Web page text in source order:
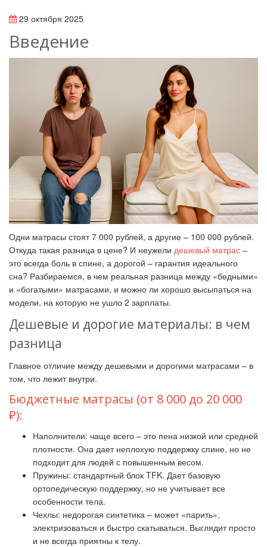
29 октября 2025
Введение
Одни матрасы стоят 7 000 рублей, а другие – 100 000 рублей.
Откуда такая разница в цене? И неужели дешевый матрас –
это всегда боль в спине, а дорогой – гарантия идеального
сна? Разбираемся, в чем реальная разница между «бедными»
и «богатыми» матрасами, и можно ли хорошо высыпаться на
модели, на которую не ушло 2 зарплаты.
Дешевые и дорогие материалы: в чем
разница
Главное отличие между дешевыми и дорогими матрасами – в
том, что лежит внутри.
Бюджетные матрасы (от 8 000 до 20 000
₽):
Наполнители: чаще всего – это пена низкой или средней
плотности. Она дает неплохую поддержку спине, но не
подходит для людей с повышенным весом.
Пружины: стандартный блок TFK. Дает базовую
ортопедическую поддержку, но не учитывает все
особенности тела.
Чехлы: недорогая синтетика – может «парить»,
электризоваться и быстро скатываться. Выглядит просто
и не всегда приятны к телу.